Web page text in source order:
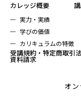
カレッジ概要
実力・実績
学びの価値
カリキュラムの特徴
受講規約・特定商取引
資料請求
オン